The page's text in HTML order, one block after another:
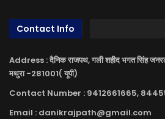
Contact Info
Address : दैनिक राजपथ, गली शहीद भगत सिंह
मथुरा -281001( यूपी)
Contact Number : 9412661665,
Email : danikrajpath@gmail.com